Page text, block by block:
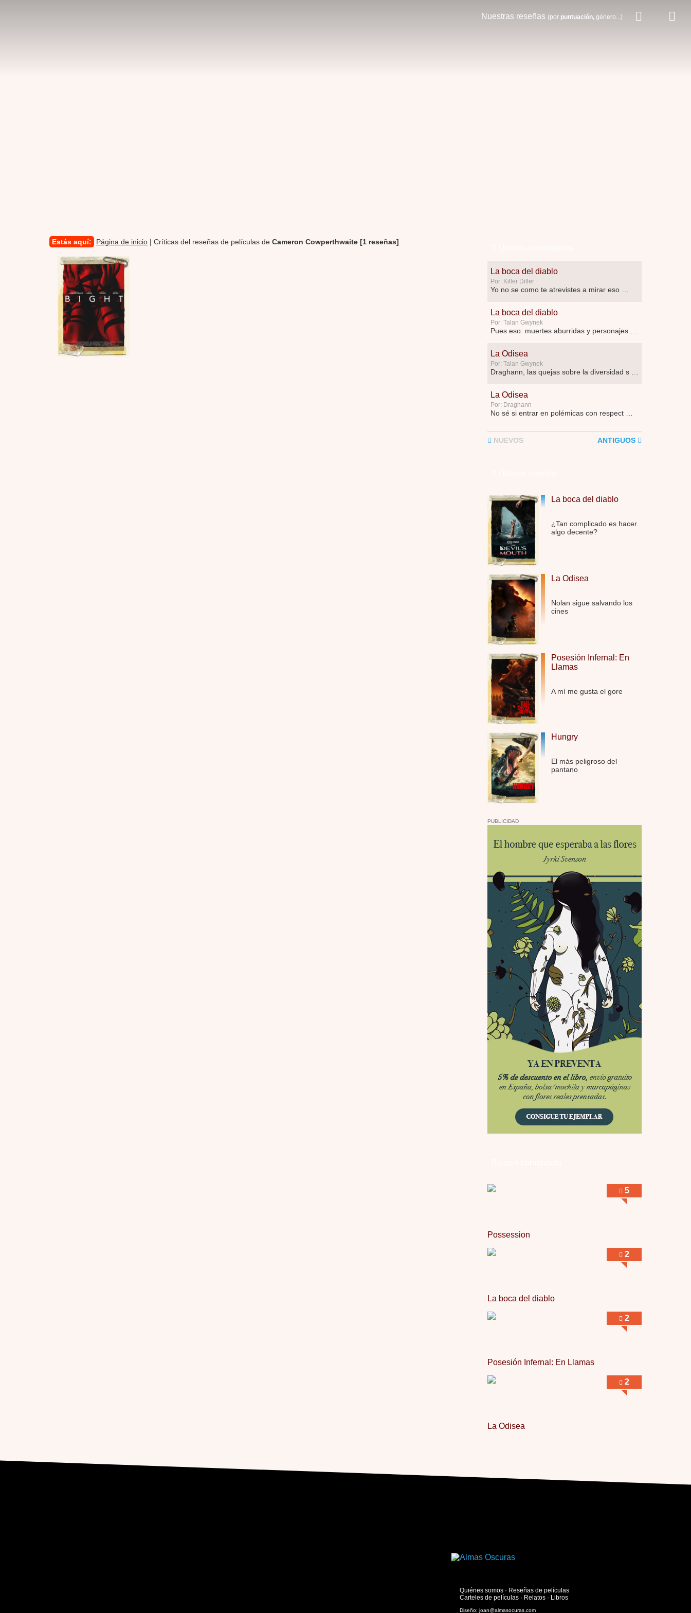
Nuestras reseñas (por puntuación, género...)
Estás aquí: Página de inicio | Críticas del reseñas de películas de Cameron Cowperthwaite [1 reseñas]
La boca del diablo
Por: Killer Diller
Yo no se como te atrevistes a mirar eso …
La boca del diablo
Por: Talan Gwynek
La Odisea
Por: Talan Gwynek
Draghann, las quejas sobre la diversidad s …
La Odisea
Por: Draghann
No sé si entrar en polémicas con respect …
Trance
Dudaba en ver la serie, una serie de 4 cap …
Hungry
Por: Croc
Para entretenerte un domingo por la tarde …
Las 10 películas gore de Almas Oscuras
Possession
Por: Chupasangre
Mi opinión en su día. Su duracion me ha …
El eslabón podrido
Possession
Por: FrancHis
Posesión Infernal: En Llamas
Por: FrancHis
Yo justo fui a verla ayer al cine y la ver …
Por encima de tu cadáver
Por: Luar
Interesante cuando avanza, le falta algo d …
Por encima de tu cadáver
Interesante cuando avanza, le falta algo d …
Possession
Se llama la posesión en castellano, está …
Obsession
Por: Mariano
Una película normalita, nada del otro mun …
Obsession
Por: Chica Stark
Al principio por el hype que la dieron iba …
Possession
Por: Mountain
Llevo toda una vida para verla y nunca lo …
Posesión Infernal: En Llamas
Por: Skalope
Totalmente de acuerdo Ignacio. La he disfr …
Se puede ver este corto y otras más de ex …
NUEVOS ANTIGUOS
La boca del diablo
¿Tan complicado es hacer
algo decente?
La Odisea
Nolan sigue salvando los
cines
Posesión Infernal: En
Llamas
A mí me gusta el gore
Hungry
El más peligroso del
pantano
PUBLICIDAD
5
Possession
2
La boca del diablo
2
Posesión Infernal: En Llamas
2
La Odisea
Quiénes somos· Reseñas de películas
Carteles de películas· Relatos· Libros
Diseño: joan@almasocuras.com